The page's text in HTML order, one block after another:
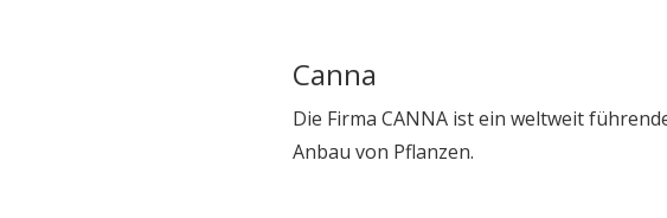
Canna
Die Firma CANNA ist ein weltweit
Anbau von Pflanzen.